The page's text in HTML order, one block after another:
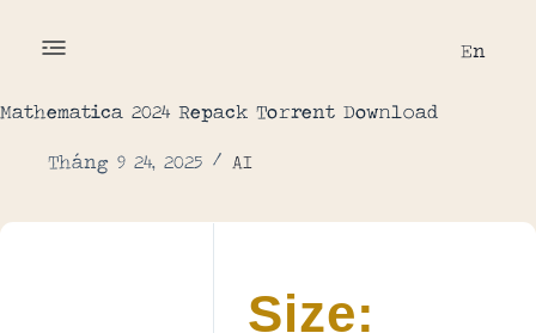
En
Mathematica 2024 Repack To𝚛rent Dow𝚗l𝚘ad
Tháng 9 24, 2025 AI
Size: